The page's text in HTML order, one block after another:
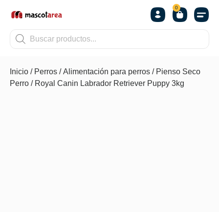
0
Inicio / Perros /Alimentación para perros / Pienso Seco
Perro / Royal Canin Labrador Retriever Puppy 3kg